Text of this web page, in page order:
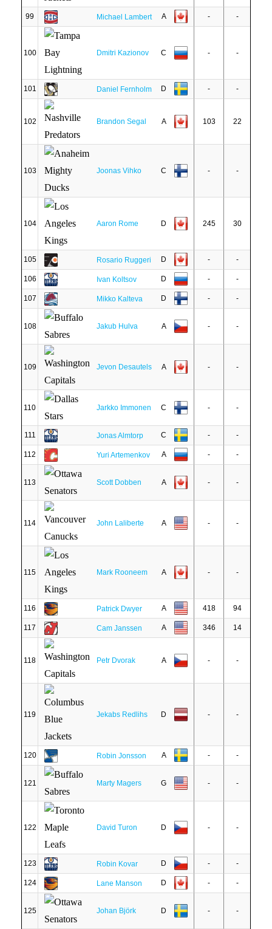
99 Michael Lambert A - -
100 Dmitri Kazionov C - -
101 Daniel Fernholm D - -
102 Brandon Segal A 103 22
103 Joonas Vihko C - -
104 Aaron Rome D 245 30
105 Rosario Ruggeri D - -
106 Ivan Koltsov D - -
107 Mikko Kalteva D - -
108 Jakub Hulva A - -
109 Jevon Desautels A - -
110 Jarkko Immonen C - -
111 Jonas Almtorp C - -
112 Yuri Artemenkov A - -
113 Scott Dobben A - -
114 John Laliberte A - -
115 Mark Rooneem A - -
116 Patrick Dwyer A 418 94
117 Cam Janssen A 346 14
118 Petr Dvorak A - -
119 Jekabs Redlihs D - -
120 Robin Jonsson A - -
121 Marty Magers G - -
122 David Turon D - -
123 Robin Kovar D - -
124 Lane Manson D - -
125 Johan Björk D - -